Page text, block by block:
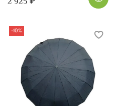
-10%